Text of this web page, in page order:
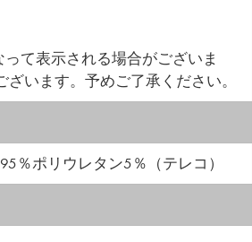
て表示される場合がございま
います。予めご了承ください。
％ポリウレタン5％（テレコ）